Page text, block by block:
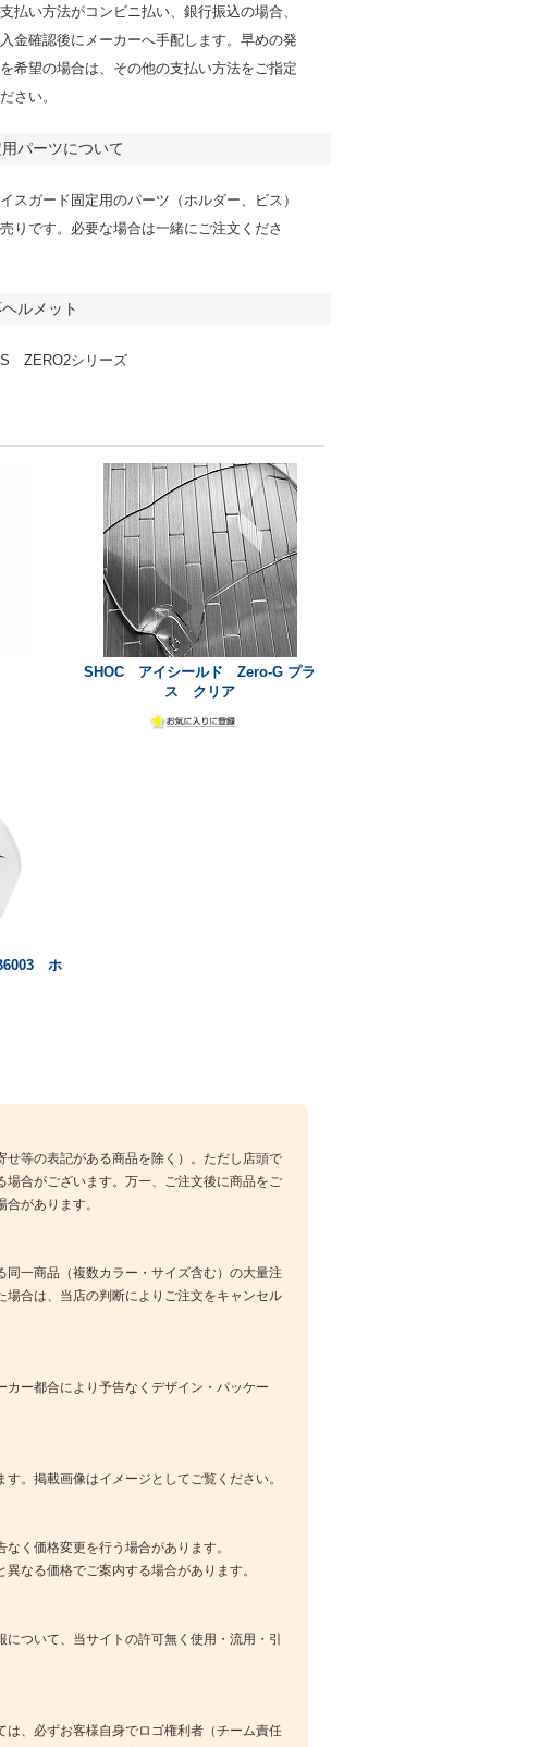
払い方法がコンビニ払い、銀行振込の場合、
入金確認後にメーカーへ手配します。早めの発
希望の場合は、その他の支払い方法をご指定
さい。
用パーツについて
スガード固定用のパーツ（ホルダー、ビス）
りです。必要な場合は一緒にご注文くださ
ルメット
ZERO2シリーズ
SHOC アイシールド Zero-G プラ
ス クリア
ホ
等の表記がある商品を除く）。ただし店頭で
合がございます。万一、ご注文後に商品をご
があります。
一商品（複数カラー・サイズ含む）の大量注
合は、当店の判断によりご注文をキャンセル
ー都合により予告なくデザイン・パッケー
。掲載画像はイメージとしてご覧ください。
く価格変更を行う場合があります。
なる価格でご案内する場合があります。
ついて、当サイトの許可無く使用・流用・引
、必ずお客様自身でロゴ権利者（チーム責任